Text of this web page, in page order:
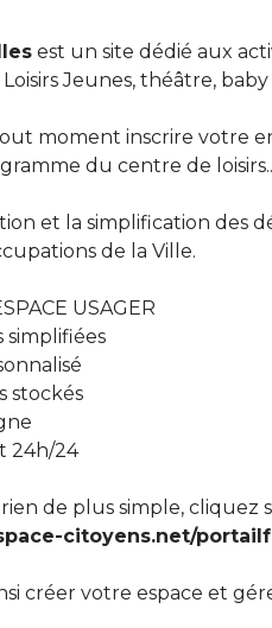
est un site dédié aux
Jeunes, théâtre,
moment inscrire votre
du centre de
et la simplification des
de la Ville.
USAGER
simplifiées
stockés
24h/24
de plus simple, cliquez
citoyens.net/
créer votre espace et